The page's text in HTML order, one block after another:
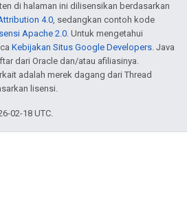
di halaman ini dilisensikan berdasarkan
4.0, sedangkan contoh kode
Apache 2.0. Untuk mengetahui
Kebijakan Situs Google Developers. Java
dari Oracle dan/atau afiliasinya.
adalah merek dagang dari Thread
lisensi.
02-18 UTC.